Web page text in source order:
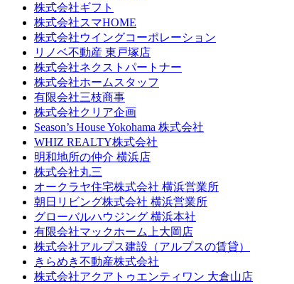
株式会社ギフト
株式会社スマHOME
株式会社ウイングコーポレーション
リノベ不動産 東戸塚店
株式会社ネクストパートナー
株式会社ホームスタッフ
有限会社三枝商事
株式会社クリア企画
Season’s House Yokohama 株式会社
WHIZ REALTY株式会社
明和地所の仲介 横浜店
株式会社丸三
オークラヤ住宅株式会社 横浜営業所
朝日リビング株式会社 横浜営業所
グローバルハウジング 横浜本社
有限会社マックホーム上大岡店
株式会社アルプス建設（アルプスの賃貸）
きらめき不動産株式会社
株式会社アクアトゥエンティワン 大倉山店